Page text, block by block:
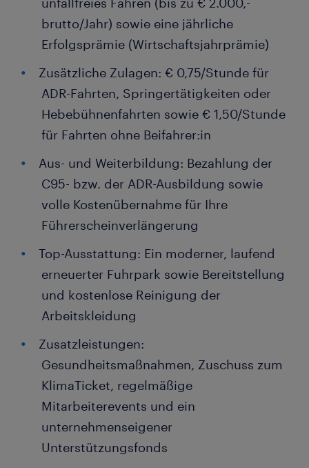
brutto/Jahr) sowie eine jährliche
Erfolgsprämie (Wirtschaftsjahrprämie)
Zusätzliche Zulagen: € 0,75/Stunde für
ADR-Fahrten, Springertätigkeiten oder
Hebebühnenfahrten sowie € 1,50/Stunde
für Fahrten ohne Beifahrer:in
Aus- und Weiterbildung: Bezahlung der
C95- bzw. der ADR-Ausbildung sowie
volle Kostenübernahme für Ihre
Führerscheinverlängerung
Top-Ausstattung: Ein moderner, laufend
erneuerter Fuhrpark sowie Bereitstellung
und kostenlose Reinigung der
Arbeitskleidung
Zusatzleistungen:
Gesundheitsmaßnahmen, Zuschuss zum
KlimaTicket, regelmäßige
Mitarbeiterevents und ein
unternehmenseigener
Unterstützungsfonds